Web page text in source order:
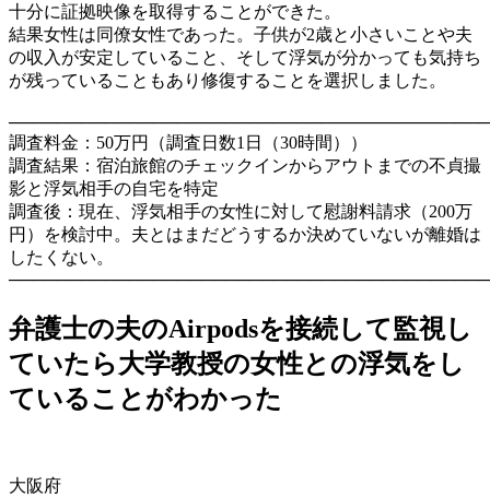
十分に証拠映像を取得することができた。
結果女性は同僚女性であった。子供が2歳と小さいことや夫
の収入が安定していること、そして浮気が分かっても気持ち
が残っていることもあり修復することを選択しました。
調査料金：50万円（調査日数1日（30時間））
調査結果：宿泊旅館のチェックインからアウトまでの不貞撮
影と浮気相手の自宅を特定
調査後：現在、浮気相手の女性に対して慰謝料請求（200万
円）を検討中。夫とはまだどうするか決めていないが離婚は
したくない。
弁護士の夫のAirpodsを接続して監視し
ていたら大学教授の女性との浮気をし
ていることがわかった
大阪府